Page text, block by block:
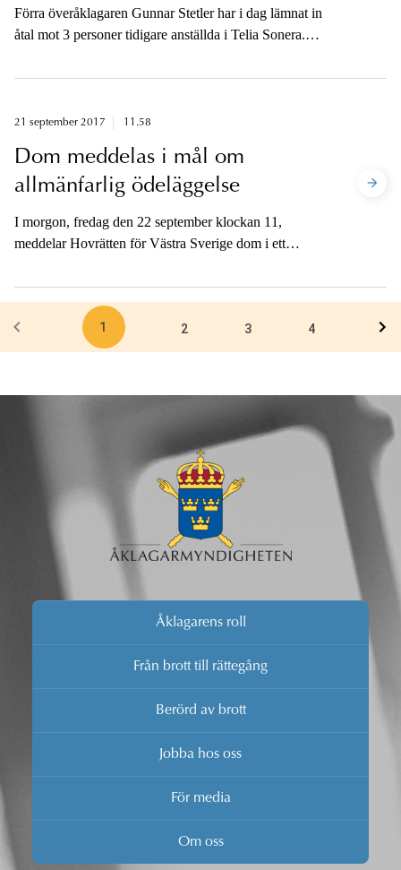
Förra överåklagaren Gunnar Stetler har i dag lämnat in
åtal mot 3 personer tidigare anställda i Telia Sonera.
utbyte av brott mot bolaget. Med anledning av detta
21 september 2017 11.58
Dom meddelas i mål om
allmänfarlig ödeläggelse
I morgon, fredag den 22 september klockan 11,
meddelar Hovrätten för Västra Sverige dom i ett
Åklagaren finns tillgänglig på telefon för att
kommentera domen.
1 2 3 4
Åklagarens roll
Från brott till rättegång
Berörd av brott
Jobba hos oss
För media
Om oss